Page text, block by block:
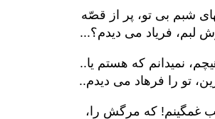
شبم بی تو، پر از قصّه
لبم، فریاد می دیدم؟...
نمیدانم که هستم یا..
تو را فرهاد می دیدم..
غمگینم! که مرگش را،